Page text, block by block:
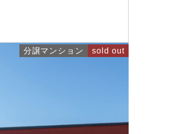
分譲マンション sold out